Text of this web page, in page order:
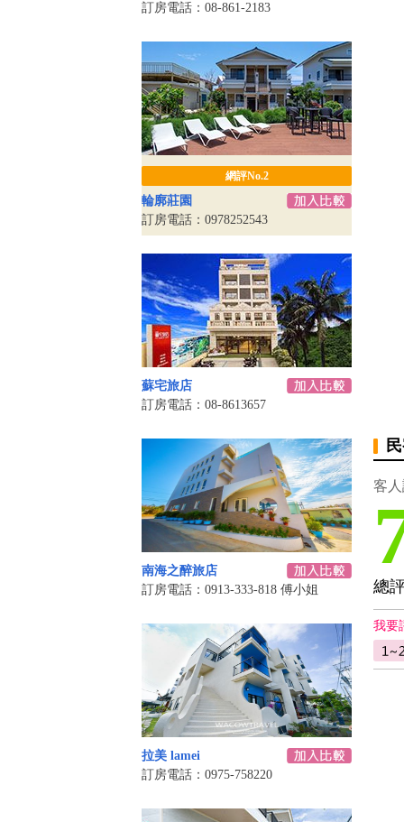
訂房電話：08-861-2183
網評No.2
輪廓莊園
訂房電話：0978252543
蘇宅旅店
訂房電話：08-8613657
南海之醉旅店
訂房電話：0913-333-818 傅小姐
拉美 lamei
訂房電話：0975-758220
客
總
我要